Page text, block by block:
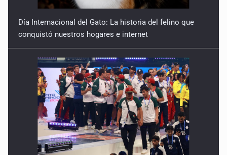
Día Internacional del Gato: La historia del felino que
conquistó nuestros hogares e internet